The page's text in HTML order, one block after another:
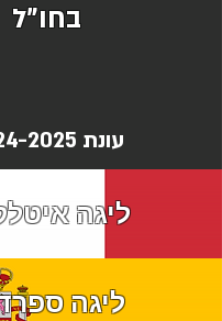
בחו"ל
עונת 2025
ליגה
ליגה